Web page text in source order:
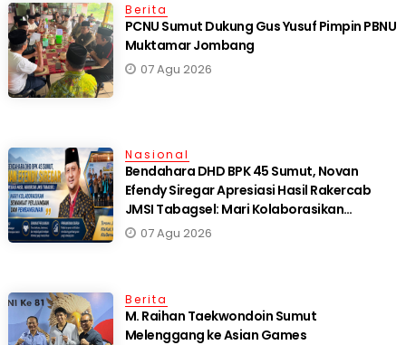
Berita
PCNU Sumut Dukung Gus Yusuf Pimpin PBNU
Muktamar Jombang
07 Agu 2026
Nasional
Bendahara DHD BPK 45 Sumut, Novan
Efendy Siregar Apresiasi Hasil Rakercab
JMSI Tabagsel: Mari Kolaborasikan
Semangat Perjuangan dan Pembangunan
07 Agu 2026
Berita
M. Raihan Taekwondoin Sumut
Melenggang ke Asian Games